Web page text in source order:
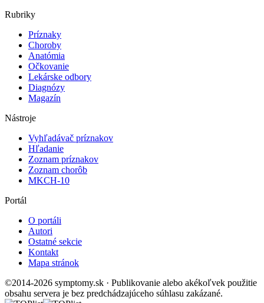
Rubriky
Príznaky
Choroby
Anatómia
Očkovanie
Lekárske odbory
Diagnózy
Magazín
Nástroje
Vyhľadávač príznakov
Hľadanie
Zoznam príznakov
Zoznam chorôb
MKCH-10
Portál
O portáli
Autori
Ostatné sekcie
Kontakt
Mapa stránok
©2014-2026 symptomy.sk · Publikovanie alebo akékoľvek použitie
obsahu servera je bez predchádzajúceho súhlasu zakázané.